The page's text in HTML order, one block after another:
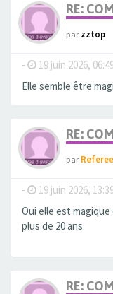
RE:
parzztop
- 19 juin 2026,
Elle semble être
RE:
par
- 19 juin 2026,
Oui elle est
plus de 20 ans
RE: